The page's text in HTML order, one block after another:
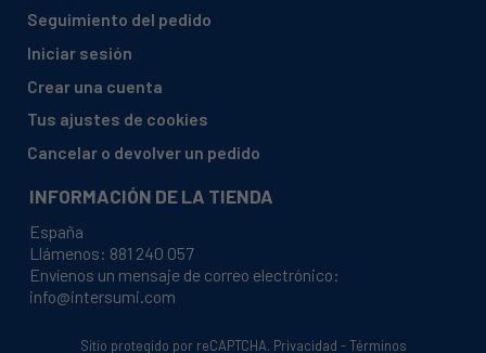
BRANDT, DLZ8514I
CANDY, 31001658 - GO 1494DH-16S
CANDY, 31001658 GO914DH-16S
CANDY, 31001739 - GO 712-47
CANDY, 31001739 GO712-47
CANDY, 31001741 - GO 822-47
Seguimiento del pedido
Iniciar sesión
Crear una cuenta
Tus ajustes de cookies
Cancelar o devolver un pedido
INFORMACIÓN DE LA TIENDA
España
Llámenos: 881 240 057
Envíenos un mensaje de correo electrónico:
info@intersumi.com
Sitio protegido por reCAPTCHA. Privacidad -Términos